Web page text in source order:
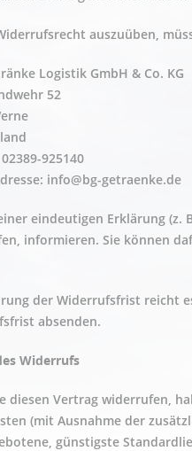
auszuüben,
Logistik GmbH & Co. KG
52
925140
info@bg-getraenke.de
eindeutigen Erklärung (z.
informieren. Sie können
der Widerrufsfrist reicht
absenden.
Widerrufs
diesen Vertrag widerrufen,
(mit Ausnahme der
günstigste